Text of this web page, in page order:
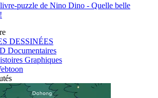
puzzle de Nino Dino - Quelle belle
DESSINÉES
Documentaires
Graphiques